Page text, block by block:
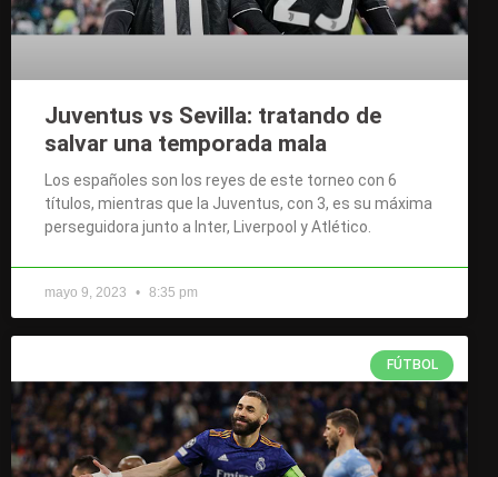
Juventus vs Sevilla: tratando de
salvar una temporada mala
Los españoles son los reyes de este torneo con 6
títulos, mientras que la Juventus, con 3, es su máxima
perseguidora junto a Inter, Liverpool y Atlético.
mayo 9, 2023 8:35 pm
FÚTBOL